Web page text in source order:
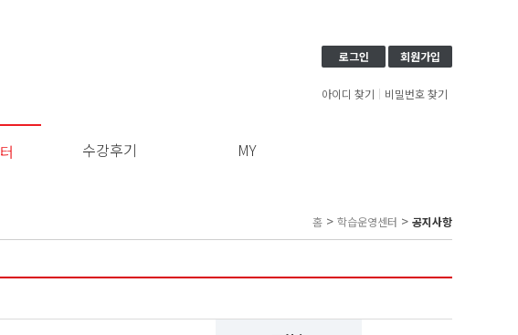
로그인 회원가입
아이디 찾기 비밀번호 찾기
수강후기
MY
관
기
인
홈 > 학습운영센터 > 공지사항